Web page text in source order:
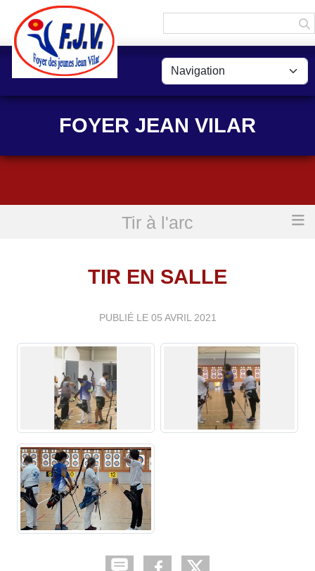
FOYER JEAN VILAR
Tir à l'arc
Tir en salle
TIR EN SALLE
PUBLIÉ LE 05 AVRIL 2021
Panneau de gestion des cookies